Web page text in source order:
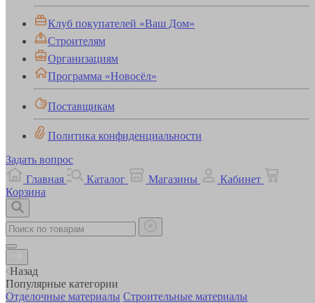
Клуб покупателей «Ваш Дом»
Строителям
Организациям
Программа «Новосёл»
Поставщикам
Политика конфиденциальности
Задать вопрос
Главная
Каталог Магазины
Кабинет
Корзина
Назад
Популярные категории
Отделочные материалы Строительные материалы